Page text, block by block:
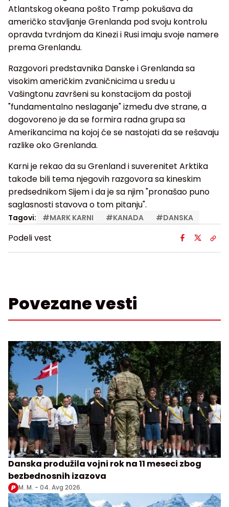
Atlantskog okeana pošto Tramp pokušava da
američko stavljanje Grenlanda pod svoju kontrolu
opravda tvrdnjom da Kinezi i Rusi imaju svoje namere
prema Grenlandu.
Razgovori predstavnika Danske i Grenlanda sa
visokim američkim zvaničnicima u sredu u
Vašingtonu završeni su konstacijom da postoji
"fundamentalno neslaganje" između dve strane, a
dogovoreno je da se formira radna grupa sa
Amerikancima na kojoj će se nastojati da se rešavaju
razlike oko Grenlanda.
Karni je rekao da su Grenland i suverenitet Arktika
takođe bili tema njegovih razgovora sa kineskim
predsednikom Sijem i da je sa njim "pronašao puno
saglasnosti stavova o tom pitanju".
Tagovi: #MARK KARNI #KANADA #DANSKA
Podeli vest
Povezane vesti
Danska produžila vojni rok na 11 meseci zbog
bezbednosnih izazova
M. M. - 04. Avg 2026.